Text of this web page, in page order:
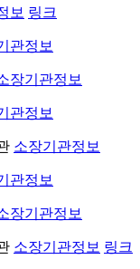
보 링크
관정보
장기관정보
관정보
소장기관정보
관정보
장기관정보
소장기관정보 링크